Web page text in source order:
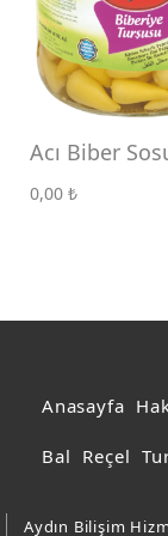
Domates
Catering Ürünler
Acı Biber Sosu
Acı Biber
1500 CC
0,00 ₺
Anasayfa
Bal Reçel
Aydın Bilişim